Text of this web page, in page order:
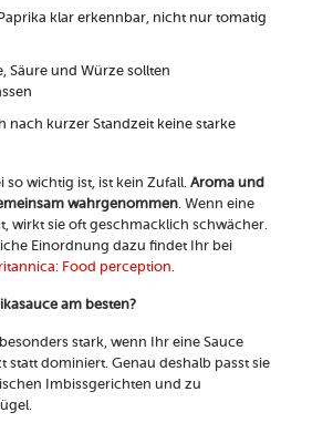
klar erkennbar, nicht nur tomatig
Säure und Würze sollten
nach kurzer Standzeit keine starke
so wichtig ist, ist kein Zufall. Aroma und
wahrgenommen. Wenn eine
wirkt sie oft geschmacklich schwächer.
Einordnung dazu findet Ihr bei
Food perception.
am besten?
stark, wenn Ihr eine Sauce
statt dominiert. Genau deshalb passt sie
Imbissgerichten und zu